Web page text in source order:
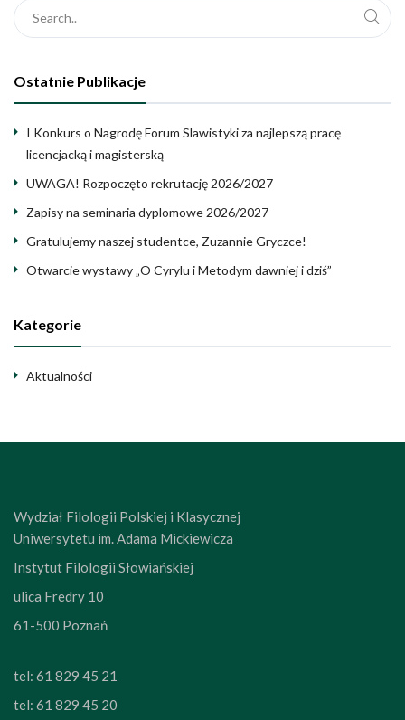
Ostatnie Publikacje
I Konkurs o Nagrodę Forum Slawistyki za najlepszą pracę
licencjacką i magisterską
UWAGA! Rozpoczęto rekrutację 2026/2027
Zapisy na seminaria dyplomowe 2026/2027
Gratulujemy naszej studentce, Zuzannie Gryczce!
Otwarcie wystawy „O Cyrylu i Metodym dawniej i dziś”
Kategorie
Aktualności
Wydział Filologii Polskiej i Klasycznej
Uniwersytetu im. Adama Mickiewicza
Instytut Filologii Słowiańskiej
ulica Fredry 10
61-500 Poznań
tel: 61 829 45 21
tel: 61 829 45 20